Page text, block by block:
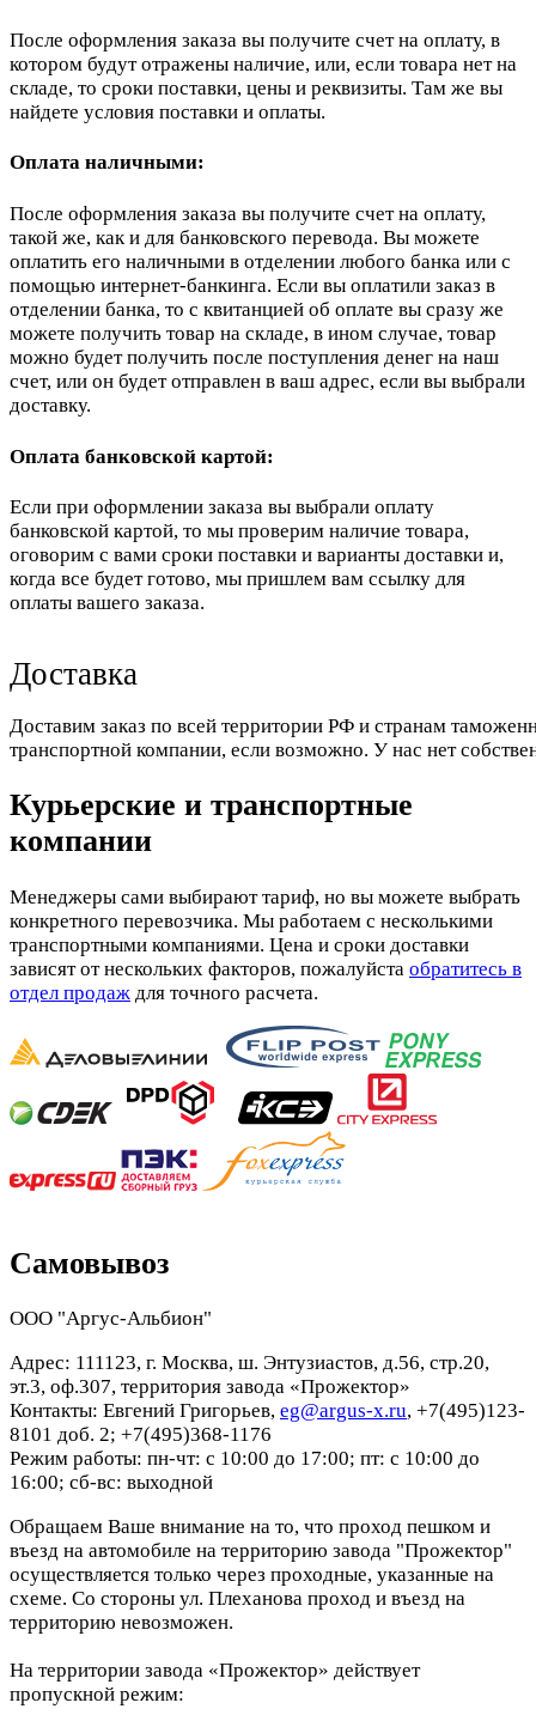
После оформления заказа вы получите счет на оплату, в
котором будут отражены наличие, или, если товара нет на
складе, то сроки поставки, цены и реквизиты. Там же вы
найдете условия поставки и оплаты.
Оплата наличными:
После оформления заказа вы получите счет на оплату,
такой же, как и для банковского перевода. Вы можете
оплатить его наличными в отделении любого банка или с
помощью интернет-банкинга. Если вы оплатили заказ в
отделении банка, то с квитанцией об оплате вы сразу же
можете получить товар на складе, в ином случае, товар
можно будет получить после поступления денег на наш
счет, или он будет отправлен в ваш адрес, если вы выбрали
доставку.
Оплата банковской картой:
Если при оформлении заказа вы выбрали оплату
банковской картой, то мы проверим наличие товара,
оговорим с вами сроки поставки и варианты доставки и,
когда все будет готово, мы пришлем вам ссылку для
оплаты вашего заказа.
Доставка
Доставим заказ по всей территории РФ и странам
транспортной компании, если возможно. У нас нет
Курьерские и транспортные
компании
Менеджеры сами выбирают тариф, но вы можете выбрать
конкретного перевозчика. Мы работаем с несколькими
транспортными компаниями. Цена и сроки доставки
зависят от нескольких факторов, пожалуйста обратитесь в
отдел продаж для точного расчета.
Самовывоз
ООО "Аргус-Альбион"
Адрес: 111123, г. Москва, ш. Энтузиастов, д.56, стр.20,
эт.3, оф.307, территория завода «Прожектор»
Контакты: Евгений Григорьев, eg@argus-x.ru, +7(495)123-
8101 доб. 2; +7(495)368-1176
Режим работы: пн-чт: с 10:00 до 17:00; пт: с 10:00 до
16:00; сб-вс: выходной
Обращаем Ваше внимание на то, что проход пешком и
въезд на автомобиле на территорию завода "Прожектор"
осуществляется только через проходные, указанные на
схеме. Со стороны ул. Плеханова проход и въезд на
территорию невозможен.
На территории завода «Прожектор» действует
пропускной режим: